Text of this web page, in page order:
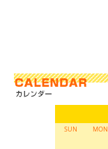
SUN MON